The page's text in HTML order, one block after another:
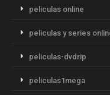
peliculas online
peliculas y series
peliculas-dvdrip
peliculas1mega